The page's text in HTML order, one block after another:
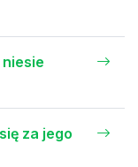
za jego